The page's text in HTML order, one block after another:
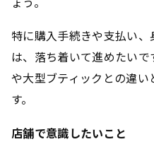
特に購入手続きや支払い
は、落ち着いて進めたい
や大型ブティックとの違
す。
店舗で意識したいこと